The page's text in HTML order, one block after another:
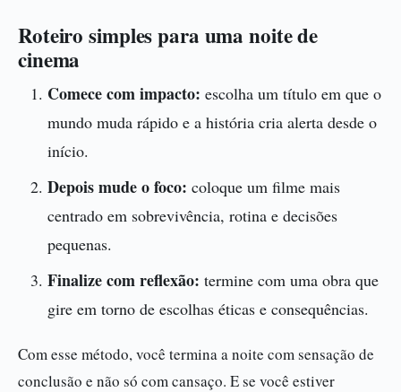
Roteiro simples para uma noite de
cinema
Comece com impacto: escolha um título em que o
mundo muda rápido e a história cria alerta desde o
início.
Depois mude o foco: coloque um filme mais
centrado em sobrevivência, rotina e decisões
pequenas.
Finalize com reflexão: termine com uma obra que
gire em torno de escolhas éticas e consequências.
Com esse método, você termina a noite com sensação de
conclusão e não só com cansaço. E se você estiver